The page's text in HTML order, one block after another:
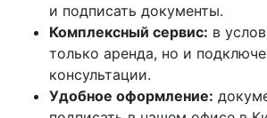
и подписать документы.
Комплексный сервис: в
только аренда, но и
консультации.
Удобное оформление: